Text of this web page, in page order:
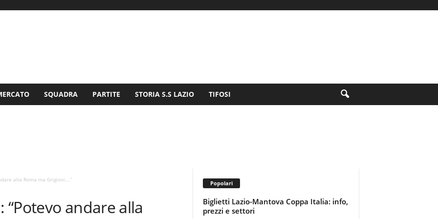
SQUADRA PARTITE STORIA S.S LAZIO TIFOSI
alla Roma ma Grigioni….”
andare alla
Popolari
Biglietti Lazio-Mantova Coppa Italia: info,
prezzi e settori